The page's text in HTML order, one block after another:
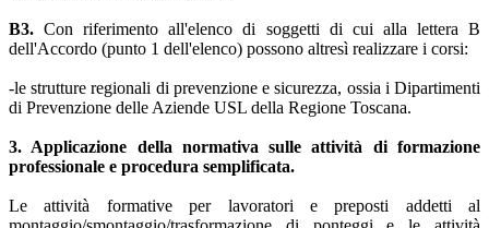
B3.Con riferimento all'elenco di soggetti di cui alla lettera B
dell'Accordo (punto 1 dell'elenco) possono altresì realizzare i corsi:
-le strutture regionali di prevenzione e sicurezza, ossia i Dipartimenti
di Prevenzione delle Aziende USL della Regione Toscana.
3. Applicazione della normativa sulle attività di formazione
professionale e procedura semplificata.
Le attività formative per lavoratori e preposti addetti al